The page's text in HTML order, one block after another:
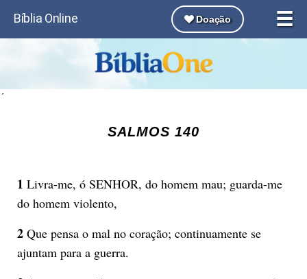
☰
Bíblia Online Doação
´
SALMOS 140
1 Livra-me, ó SENHOR, do homem mau; guarda-me
do homem violento,
2Que pensa o mal no coração; continuamente se
ajuntam para a guerra.